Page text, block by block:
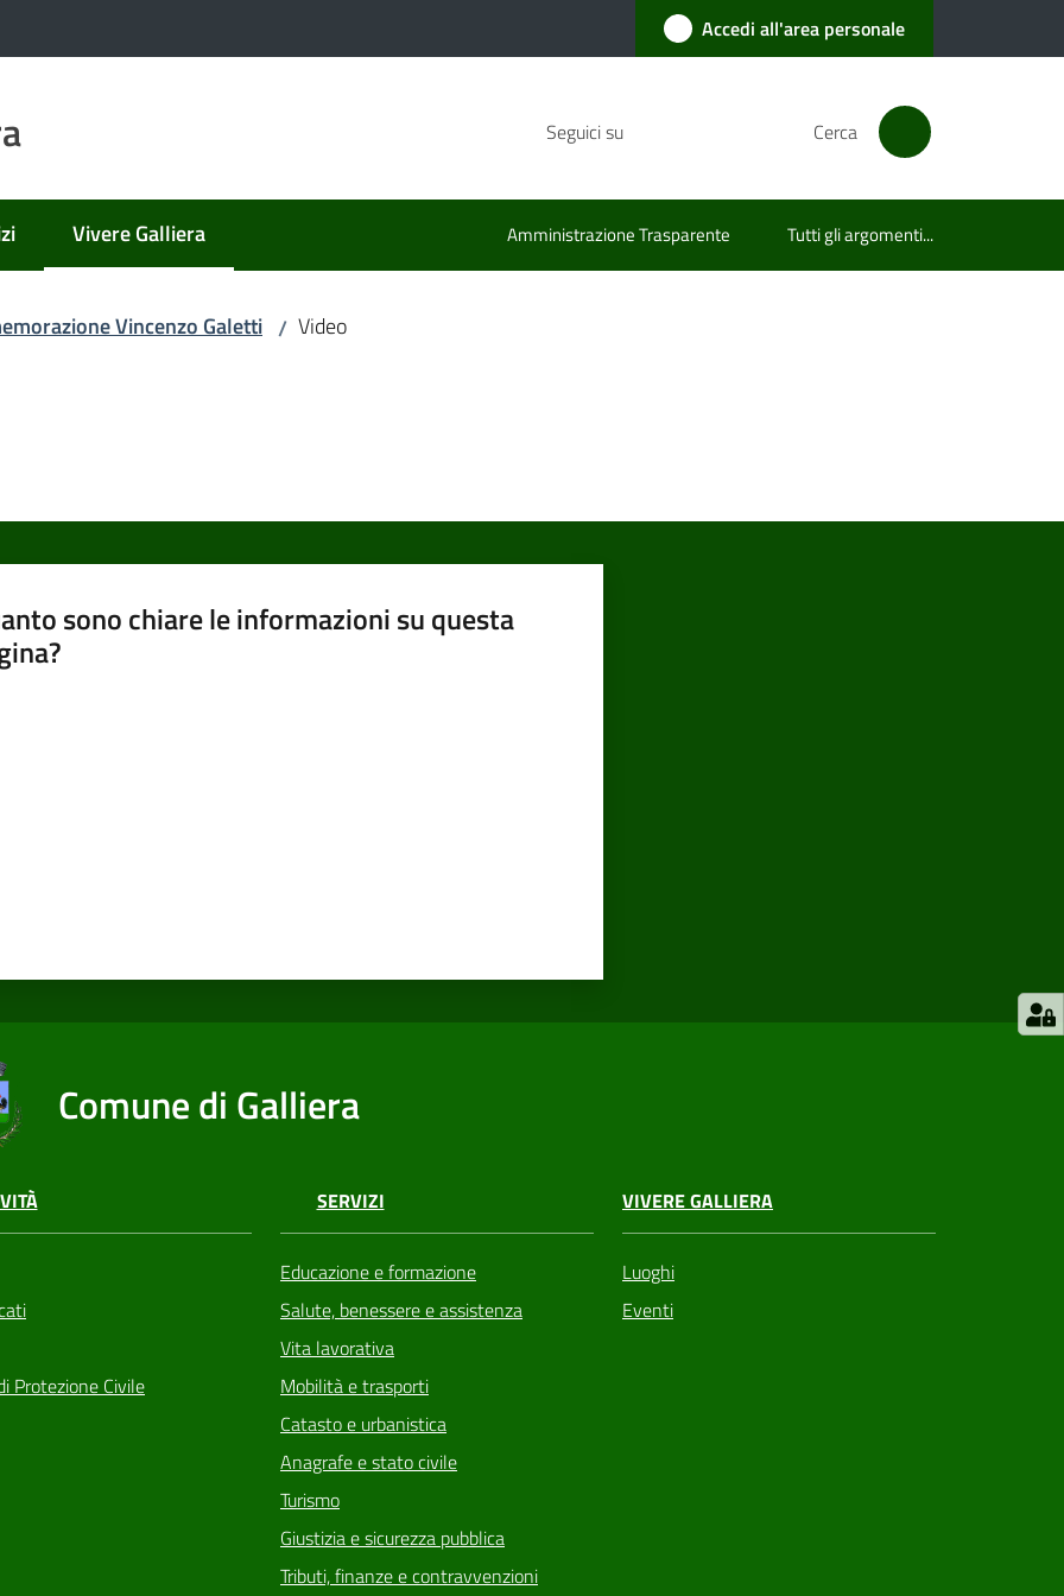
Accedi all'area personale
Seguici su Cerca
Vivere Galliera
Menu selezionato Amministrazione Trasparente Tutti gli argomenti...
Vincenzo Galetti / Video
sono chiare le informazioni su questa
Comune di Galliera
Protezione Civile
SERVIZI
Educazione e formazione
Salute, benessere e assistenza
Vita lavorativa
Mobilità e trasporti
Catasto e urbanistica
Anagrafe e stato civile
Turismo
Giustizia e sicurezza pubblica
Tributi, finanze e contravvenzioni
VIVERE GALLIERA
Luoghi
Eventi